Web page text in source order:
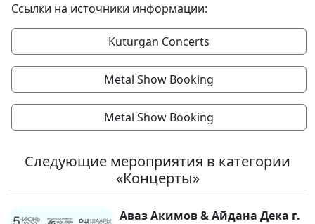
Ссылки на источники информации:
Kuturgan Concerts
Metal Show Booking
Metal Show Booking
Следующие мероприятия в категории
«Концерты»
Аваз Акимов & Айдана Дека г.